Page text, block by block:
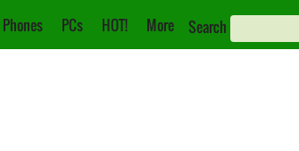
Phones PCs HOT! More Search